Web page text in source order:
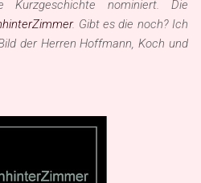
Kurzgeschichte nominiert. Die
. Gibt es die noch? Ich
der Herren Hoffmann, Koch und